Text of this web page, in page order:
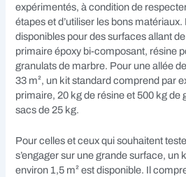
expérimentés, à condition de
étapes et d’utiliser les bons
disponibles pour des surfaces allant
primaire époxy bi-composant, résine
granulats de marbre. Pour une allée
33 m², un kit standard comprend par
primaire, 20 kg de résine et 500 kg de
sacs de 25 kg.
Pour celles et ceux qui souhaitent
s’engager sur une grande surface, un
environ 1,5 m² est disponible. Il